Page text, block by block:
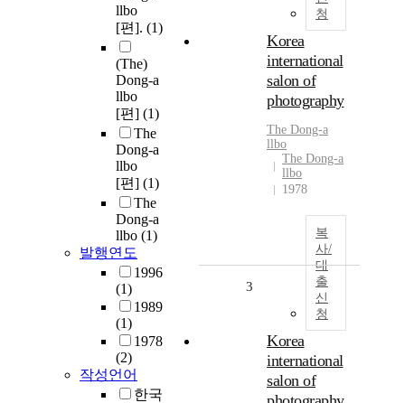
llbo
[편]. (1)
(The)
Dong-a
llbo
[편] (1)
The
Dong-a
llbo
[편] (1)
The
Dong-a
llbo (1)
발행연도
1996
(1)
1989
(1)
1978
(2)
작성언어
한국
청
Korea
international
salon of
photography
The Dong-a
llbo
The Dong-a
llbo
1978
복
사/
대
출
신
청
3
Korea
international
salon of